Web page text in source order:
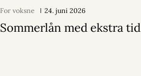
For voksne 24. juni 2026
Sommerlån med ekstra tid